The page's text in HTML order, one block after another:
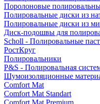
Поролоновые
Полировальные диски из
Полировальные диски из
Диск-подошвы для
Scholl - Полировальные
РостКруг
Полировальники
P&S - Полировальная
Шумоизоляционные
Comfort Mat
Comfort Mat Standart
Comfort Mat Premium